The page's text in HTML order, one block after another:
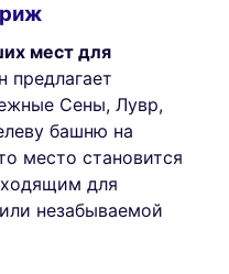
мест для
предлагает
Сены, Лувр,
башню на
место становится
для
или незабываемой